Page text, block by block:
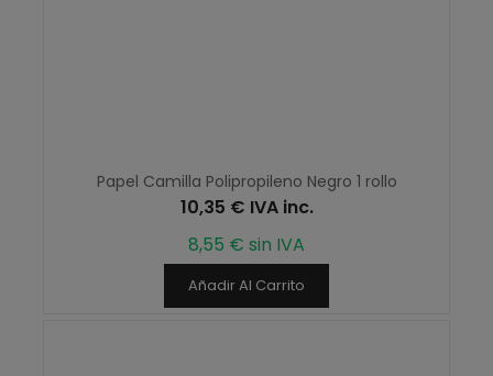
Papel Camilla Polipropileno Negro 1 rollo
10,35 € IVA inc.
8,55 € sin IVA
Añadir Al Carrito